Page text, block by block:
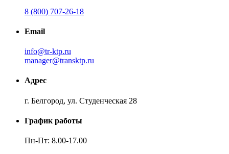
8 (800) 707-26-18
Email
info@tr-ktp.ru
manager@transktp.ru
Адрес
г. Белгород, ул. Студенческая 28
График работы
Пн-Пт: 8.00-17.00